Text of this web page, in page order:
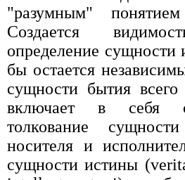
"разумным"
Создается
определение сущности
бы остается
сущности бытия всего
включает в себя
толкование
носителя и
сущности истины